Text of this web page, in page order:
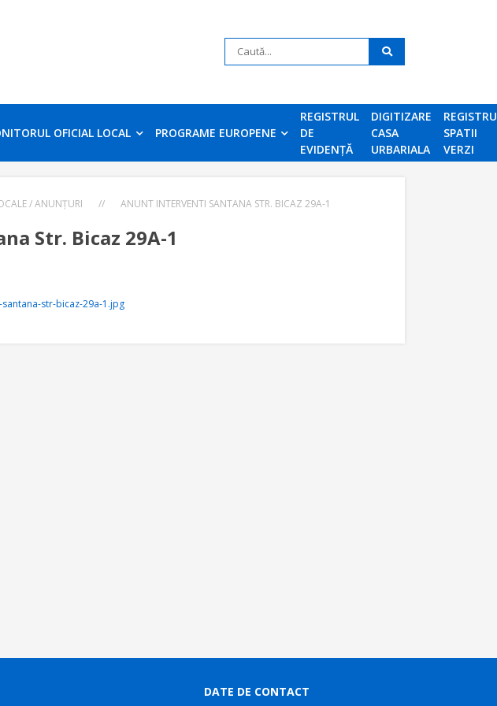
OFICIAL LOCAL PROGRAME EUROPENE
REGISTRUL
DE
EVIDENȚĂ
DIGITIZARE
CASA
URBARIALA
REGISTRU
SPATII
VERZI
/ ANUNȚURI // ANUNT INTERVENTI SANTANA STR. BICAZ 29A-1
Str. Bicaz 29A-1
str-bicaz-29a-1.jpg
DATE DE CONTACT